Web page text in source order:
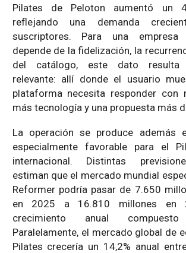
Pilates de Peloton aumentó un
reflejando una demanda
suscriptores. Para una
depende de la fidelización, la
del catálogo, este dato resulta
relevante: allí donde el usuario
plataforma necesita responder con
más tecnología y una propuesta más
La operación se produce además
especialmente favorable para el
internacional. Distintas
estiman que el mercado mundial
Reformer podría pasar de 7.650
en 2025 a 16.810 millones en
crecimiento anual
Paralelamente, el mercado global de
Pilates crecería un 14,2% anual